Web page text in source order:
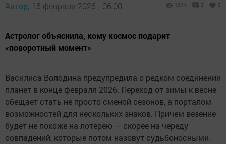
Автор, 16 февраля 2026 - 06:00 1044 0 0
Астролог объяснила, кому космос подарит
«поворотный момент»
Василиса Володина предупредила о редком соединении
планет в конце февраля 2026. Переход от зимы к весне
обещает стать не просто сменой сезонов, а порталом
возможностей для нескольких знаков. Причем везение
будет не похоже на лотерею — скорее на череду
совпадений, которые потом назовут судьбоносными.